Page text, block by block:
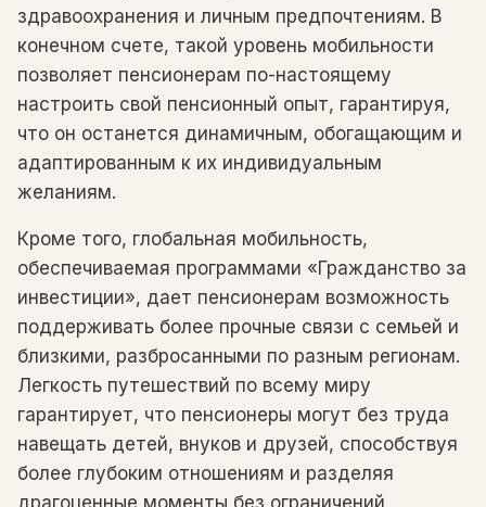
здравоохранения и личным предпочтениям. В
конечном счете, такой уровень мобильности
позволяет пенсионерам по-настоящему
настроить свой пенсионный опыт, гарантируя,
что он останется динамичным, обогащающим и
адаптированным к их индивидуальным
желаниям.
Кроме того, глобальная мобильность,
обеспечиваемая программами «Гражданство за
инвестиции», дает пенсионерам возможность
поддерживать более прочные связи с семьей и
близкими, разбросанными по разным регионам.
Легкость путешествий по всему миру
гарантирует, что пенсионеры могут без труда
навещать детей, внуков и друзей, способствуя
более глубоким отношениям и разделяя
драгоценные моменты без ограничений,